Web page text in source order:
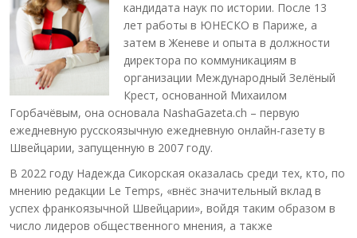
кандидата наук по истории. После 13
лет работы в ЮНЕСКО в Париже, а
затем в Женеве и опыта в должности
директора по коммуникациям в
организации Международный Зелёный
Крест, основанной Михаилом
Горбачёвым, она основала NashaGazeta.ch – первую
ежедневную русскоязычную ежедневную онлайн-газету в
Швейцарии, запущенную в 2007 году.
В 2022 году Надежда Сикорская оказалась среди тех, кто, по
мнению редакции Le Temps, «внёс значительный вклад в
успех франкоязычной Швейцарии», войдя таким образом в
число лидеров общественного мнения, а также